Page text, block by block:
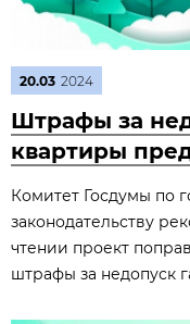
20.03 2024
Штрафы за
квартиры
Комитет Госдумы по
законодательству
чтении проект
штрафы за недопуск